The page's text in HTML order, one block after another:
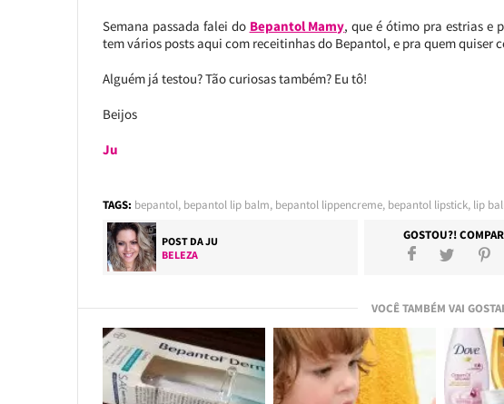
Semana passada falei do Bepantol Mamy, que é ótimo pra estrias e
tem vários posts aqui com receitinhas do Bepantol, e pra quem quiser
Alguém já testou? Tão curiosas também? Eu tô!
Beijos
Ju
TAGS: bepantol, bepantol lip balm, bepantol lippencreme, bepantol lipstick, lip
POST DAJU
BELEZA
GOSTOU?!
VOCÊ TAMBÉM VAI